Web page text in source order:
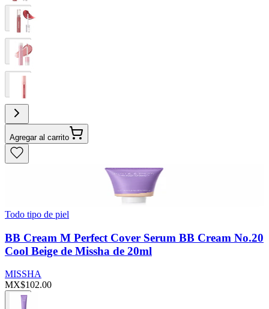
Agregar al carrito
Todo tipo de piel
BB Cream M Perfect Cover Serum BB Cream No.20
Cool Beige de Missha de 20ml
MISSHA
MX$102.00